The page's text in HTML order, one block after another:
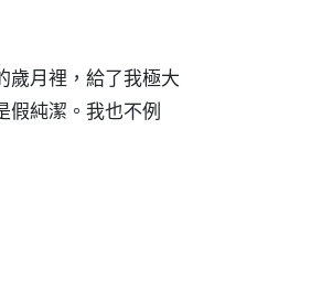
歲月裡，給了我極大
假純潔。我也不例